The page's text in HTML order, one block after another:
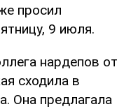
просил
9 июля.
нардепов от
сходила в
Она предлагала